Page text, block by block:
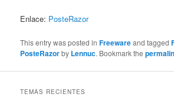
Enlace: PosteRazor
This entry was posted inFreewareand tagged
PosteRazorby Lennuc. Bookmark the
TEMAS RECIENTES